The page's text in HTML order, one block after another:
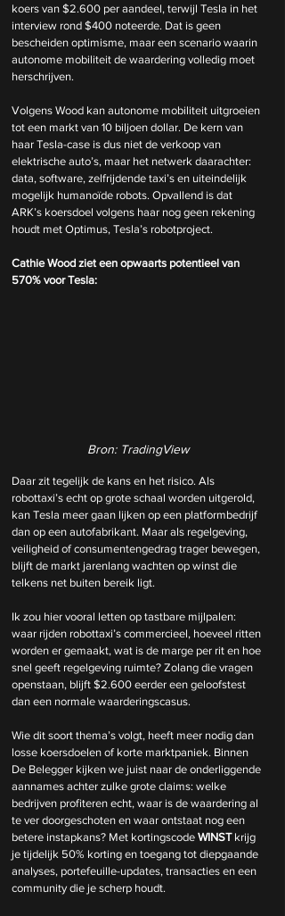
koers van $2.600 per aandeel, terwijl Tesla in het
interview rond $400 noteerde. Dat is geen
bescheiden optimisme, maar een scenario waarin
autonome mobiliteit de waardering volledig moet
herschrijven.
Volgens Wood kan autonome mobiliteit uitgroeien
tot een markt van 10 biljoen dollar. De kern van
haar Tesla-case is dus niet de verkoop van
elektrische auto’s, maar het netwerk daarachter:
data, software, zelfrijdende taxi’s en uiteindelijk
mogelijk humanoïde robots. Opvallend is dat
ARK’s koersdoel volgens haar nog geen rekening
houdt met Optimus, Tesla’s robotproject.
Cathie Wood ziet een opwaarts potentieel van
570% voor Tesla:
Bron: TradingView
Daar zit tegelijk de kans en het risico. Als
robottaxi’s echt op grote schaal worden uitgerold,
kan Tesla meer gaan lijken op een platformbedrijf
dan op een autofabrikant. Maar als regelgeving,
veiligheid of consumentengedrag trager bewegen,
blijft de markt jarenlang wachten op winst die
telkens net buiten bereik ligt.
Ik zou hier vooral letten op tastbare mijlpalen:
waar rijden robottaxi’s commercieel, hoeveel ritten
worden er gemaakt, wat is de marge per rit en hoe
snel geeft regelgeving ruimte? Zolang die vragen
openstaan, blijft $2.600 eerder een geloofstest
dan een normale waarderingscasus.
Wie dit soort thema’s volgt, heeft meer nodig dan
losse koersdoelen of korte marktpaniek. Binnen
De Belegger kijken we juist naar de onderliggende
aannames achter zulke grote claims: welke
bedrijven profiteren echt, waar is de waardering al
te ver doorgeschoten en waar ontstaat nog een
betere instapkans? Met kortingscode WINST krijg
je tijdelijk 50% korting en toegang tot diepgaande
analyses, portefeuille-updates, transacties en een
community die je scherp houdt.